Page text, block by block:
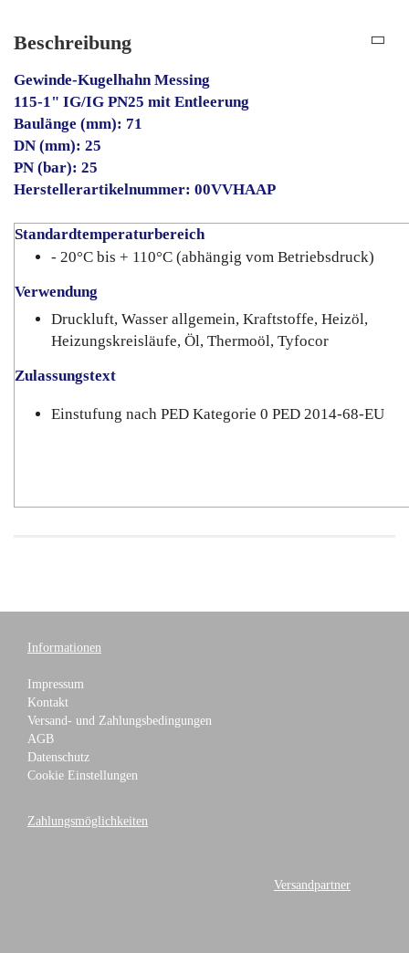
Beschreibung
Gewinde-Kugelhahn Messing
115-1" IG/IG PN25 mit Entleerung
Baulänge (mm): 71
DN (mm): 25
PN (bar): 25
Herstellerartikelnummer: 00VVHAAP
Standardtemperaturbereich
- 20°C bis + 110°C (abhängig vom Betriebsdruck)
Verwendung
Druckluft, Wasser allgemein, Kraftstoffe, Heizöl,
Heizungskreisläufe, Öl, Thermoöl, Tyfocor
Zulassungstext
Einstufung nach PED Kategorie 0 PED 2014-68-EU
Informationen
Impressum
Kontakt
Versand- und Zahlungsbedingungen
AGB
Datenschutz
Cookie Einstellungen
Zahlungsmöglichkeiten
Versandpartner